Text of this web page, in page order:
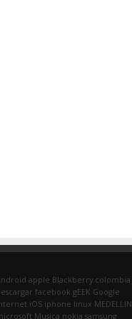
apple Blackberry colombia
facebook gEEK Google
iOS iphone linux MEDELLIN
Musica nokia samsung